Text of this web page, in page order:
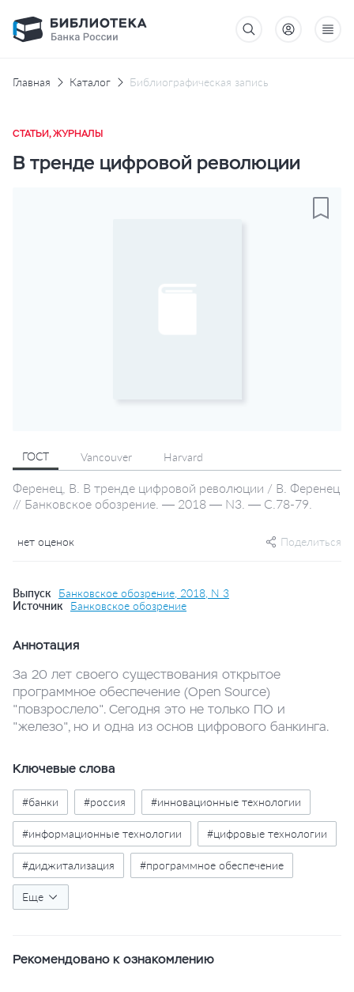
Главная Каталог Библиографическая запись
СТАТЬИ, ЖУРНАЛЫ
В тренде цифровой революции
ГОСТ Vancouver Harvard
Ференец, В. В тренде цифровой революции / В. Ференец
// Банковское обозрение. — 2018 — N3. — С.78-79.
нет оценок Поделиться
Выпуск
Банковское обозрение, 2018, N 3
Источник
Банковское обозрение
Аннотация
За 20 лет своего существования открытое
программное обеспечение (Open Source)
"повзрослело". Сегодня это не только ПО и
"железо", но и одна из основ цифрового банкинга.
Ключевые слова
#банки #россия #инновационные технологии
#информационные технологии #цифровые технологии
#диджитализация #программное обеспечение
#внедрение
Еще
Рекомендовано к ознакомлению